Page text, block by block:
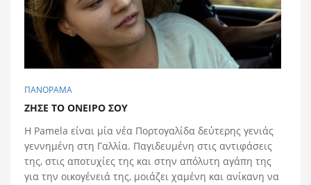
ΠΑΝΟΡΑΜΑ
ΖΗΣΕ ΤΟ ΟΝΕΙΡΟ ΣΟΥ
H Pamela είναι μία νέα Πορτογαλίδα δεύτερης γενιάς
γεννημένη στη Γαλλία. Παγιδευμένη στις αντιφάσεις
της, στις αποτυχίες της και στην απόλυτη αγάπη της
για την οικογένειά της, μοιάζει χαμένη και ανίκανη να